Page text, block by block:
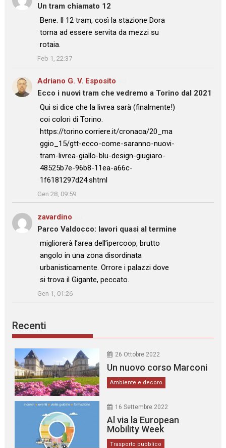
Un tram chiamato 12
: “
Bene. Il 12 tram, così la stazione Dora
torna ad essere servita da mezzi su
rotaia.
”
Feb 1, 22:37
Adriano G. V. Esposito
Ecco i nuovi tram che vedremo a Torino dal 2021
: “
Qui si dice che la livrea sarà (finalmente!)
coi colori di Torino.
https://torino.corriere.it/cronaca/20_ma
ggio_15/gtt-ecco-come-saranno-nuovi-
tram-livrea-giallo-blu-design-giugiaro-
48525b7e-96b8-11ea-a66c-
1f6181297d24.shtml
Gen 28, 09:59
zavardino
Parco Valdocco: lavori quasi al termine
: “
migliorerà l’area dell’ipercoop, brutto
angolo in una zona disordinata
urbanisticamente. Orrore i palazzi dove
si trova il Gigante, peccato.
”
Gen 1, 01:26
Recenti
26 Ottobre 2022
Un nuovo corso Marconi
Ambiente e decoro
16 Settembre 2022
Al via la European
Mobility Week
Trasporto pubblico